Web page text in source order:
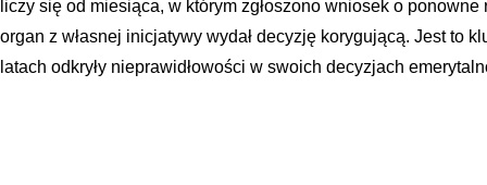
liczy się od miesiąca, w którym zgłoszono wniosek o
organ z własnej inicjatywy wydał decyzję korygującą. Jest to
latach odkryły nieprawidłowości w swoich decyzjach